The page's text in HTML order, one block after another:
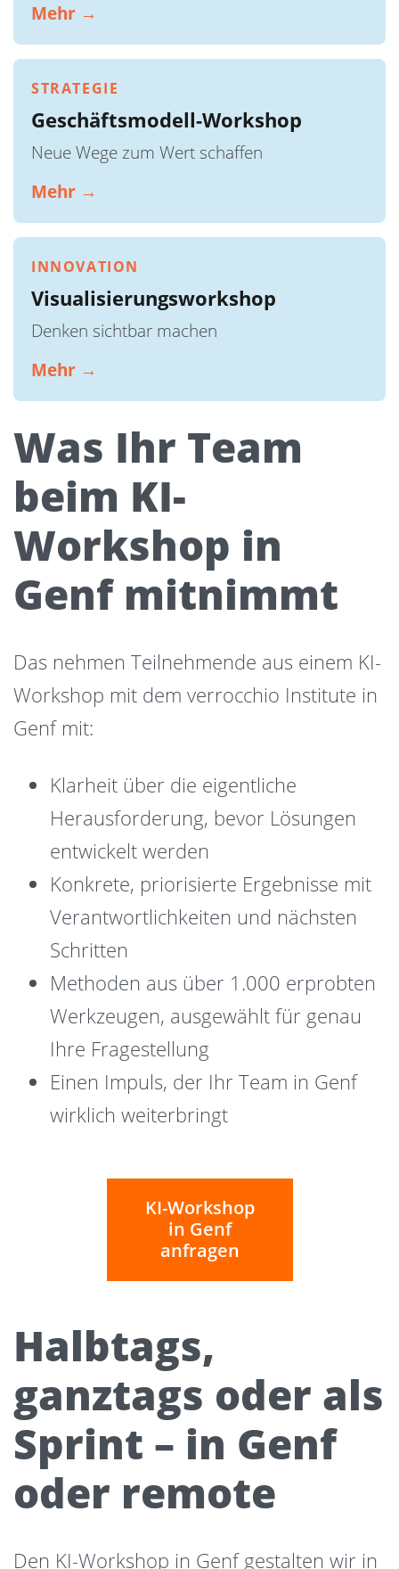
Mehr →
STRATEGIE
Geschäftsmodell-Workshop
Neue Wege zum Wert schaffen
Mehr →
INNOVATION
Visualisierungsworkshop
Denken sichtbar machen
Mehr →
Was Ihr Team
beim KI-
Workshop in
Genf mitnimmt
Das nehmen Teilnehmende aus einem KI-
Workshop mit dem verrocchio Institute in
Genf mit:
Klarheit über die eigentliche
Herausforderung, bevor Lösungen
entwickelt werden
Konkrete, priorisierte Ergebnisse mit
Verantwortlichkeiten und nächsten
Schritten
Methoden aus über 1.000 erprobten
Werkzeugen, ausgewählt für genau
Ihre Fragestellung
Einen Impuls, der Ihr Team in Genf
wirklich weiterbringt
KI-Workshop
in Genf
anfragen
Halbtags,
ganztags oder als
Sprint – in Genf
oder remote
Den KI-Workshop in Genf gestalten wir in